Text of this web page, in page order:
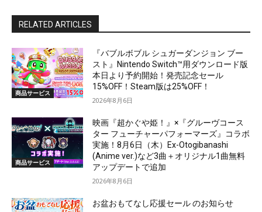
RELATED ARTICLES
商品サービス
『バブルボブル シュガーダンジョン ブー
スト』Nintendo Switch™用ダウンロード版
本日より予約開始！発売記念セール
15%OFF！Steam版は25%OFF！
2026年8月6日
商品サービス
映画『超かぐや姫！』×『グルーヴコース
ター フューチャーパフォーマーズ』コラボ
実施！8月6日（木）Ex-Otogibanashi
(Anime ver.)など3曲＋オリジナル1曲無料
アップデートで追加
2026年8月6日
お盆おもてなし応援セール のお知らせ